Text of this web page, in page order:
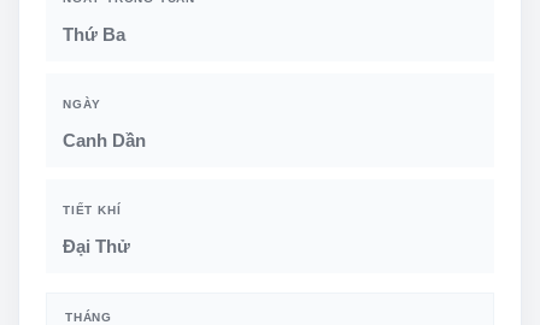
Thứ Ba
NGÀY
Canh Dần
TIẾT KHÍ
Đại Thử
THÁNG